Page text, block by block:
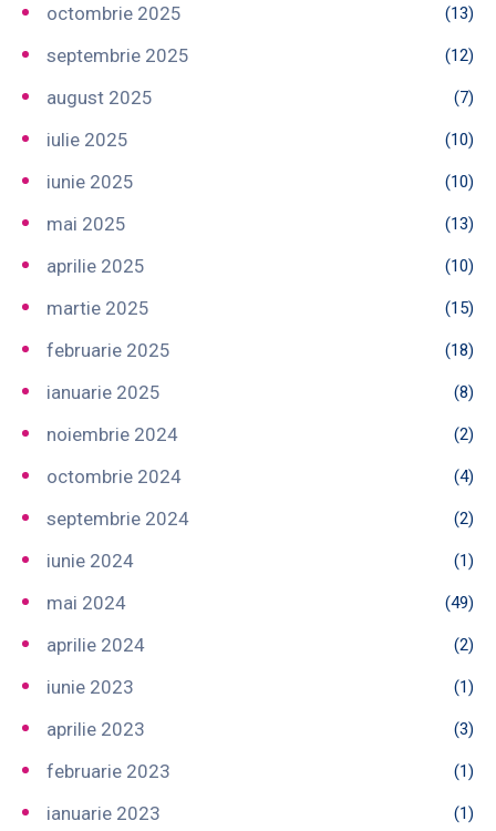
octombrie 2025 (13)
septembrie 2025 (12)
august 2025 (7)
iulie 2025 (10)
iunie 2025 (10)
mai 2025 (13)
aprilie 2025 (10)
martie 2025 (15)
februarie 2025 (18)
ianuarie 2025 (8)
noiembrie 2024 (2)
octombrie 2024 (4)
septembrie 2024 (2)
iunie 2024 (1)
mai 2024 (49)
aprilie 2024 (2)
iunie 2023 (1)
aprilie 2023 (3)
februarie 2023 (1)
ianuarie 2023 (1)